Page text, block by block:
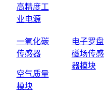
高精度工
业电源
一氧化碳
传感器
空气质量
模块
电子罗盘
磁场传感
器模块